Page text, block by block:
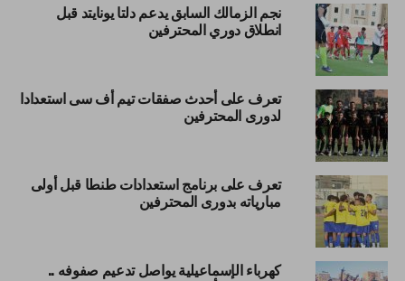
نجم الزمالك السابق يدعم دلتا يونايتد قبل
انطلاق دوري المحترفين
تعرف على أحدث صفقات تيم أف سى استعدادا
لدورى المحترفين
تعرف على برنامج استعدادات طنطا قبل أولى
مبارياته بدورى المحترفين
كهرباء الإسماعيلية يواصل تدعيم صفوفه ..